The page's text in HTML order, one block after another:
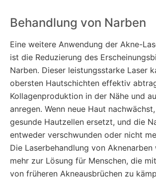
Behandlung von Narben
Eine weitere Anwendung der Akne-
ist die Reduzierung des
Narben. Dieser leistungsstarke Laser
obersten Hautschichten effektiv
Kollagenproduktion in der Nähe und
anregen. Wenn neue Haut
gesunde Hautzellen ersetzt, und die
entweder verschwunden oder nicht
Die Laserbehandlung von
mehr zur Lösung für Menschen, die
von früheren Akneausbrüchen zu